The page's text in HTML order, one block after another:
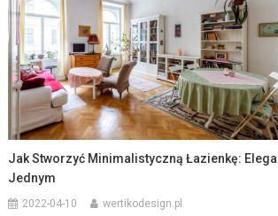
Jak Stworzyć Minimalistyczną Łazienkę:
Jednym
2022-04-10 wertikodesign.pl